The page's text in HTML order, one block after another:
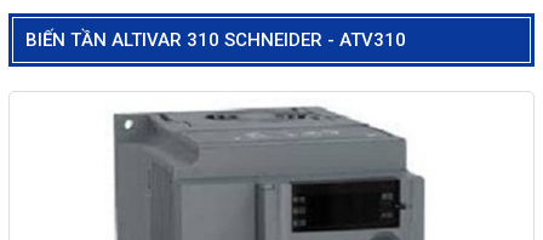
BIẾN TẦN ALTIVAR 310 SCHNEIDER - ATV310
Sản phẩm
Hệ Thống Cảnh Báo An
Địa chỉ
64 đường 24, KDC Hiệp
Thủ Dầu Một, Tỉnh Bình
Dương
COPYRIGHT 2018. ALL RIGHTS RESERVED